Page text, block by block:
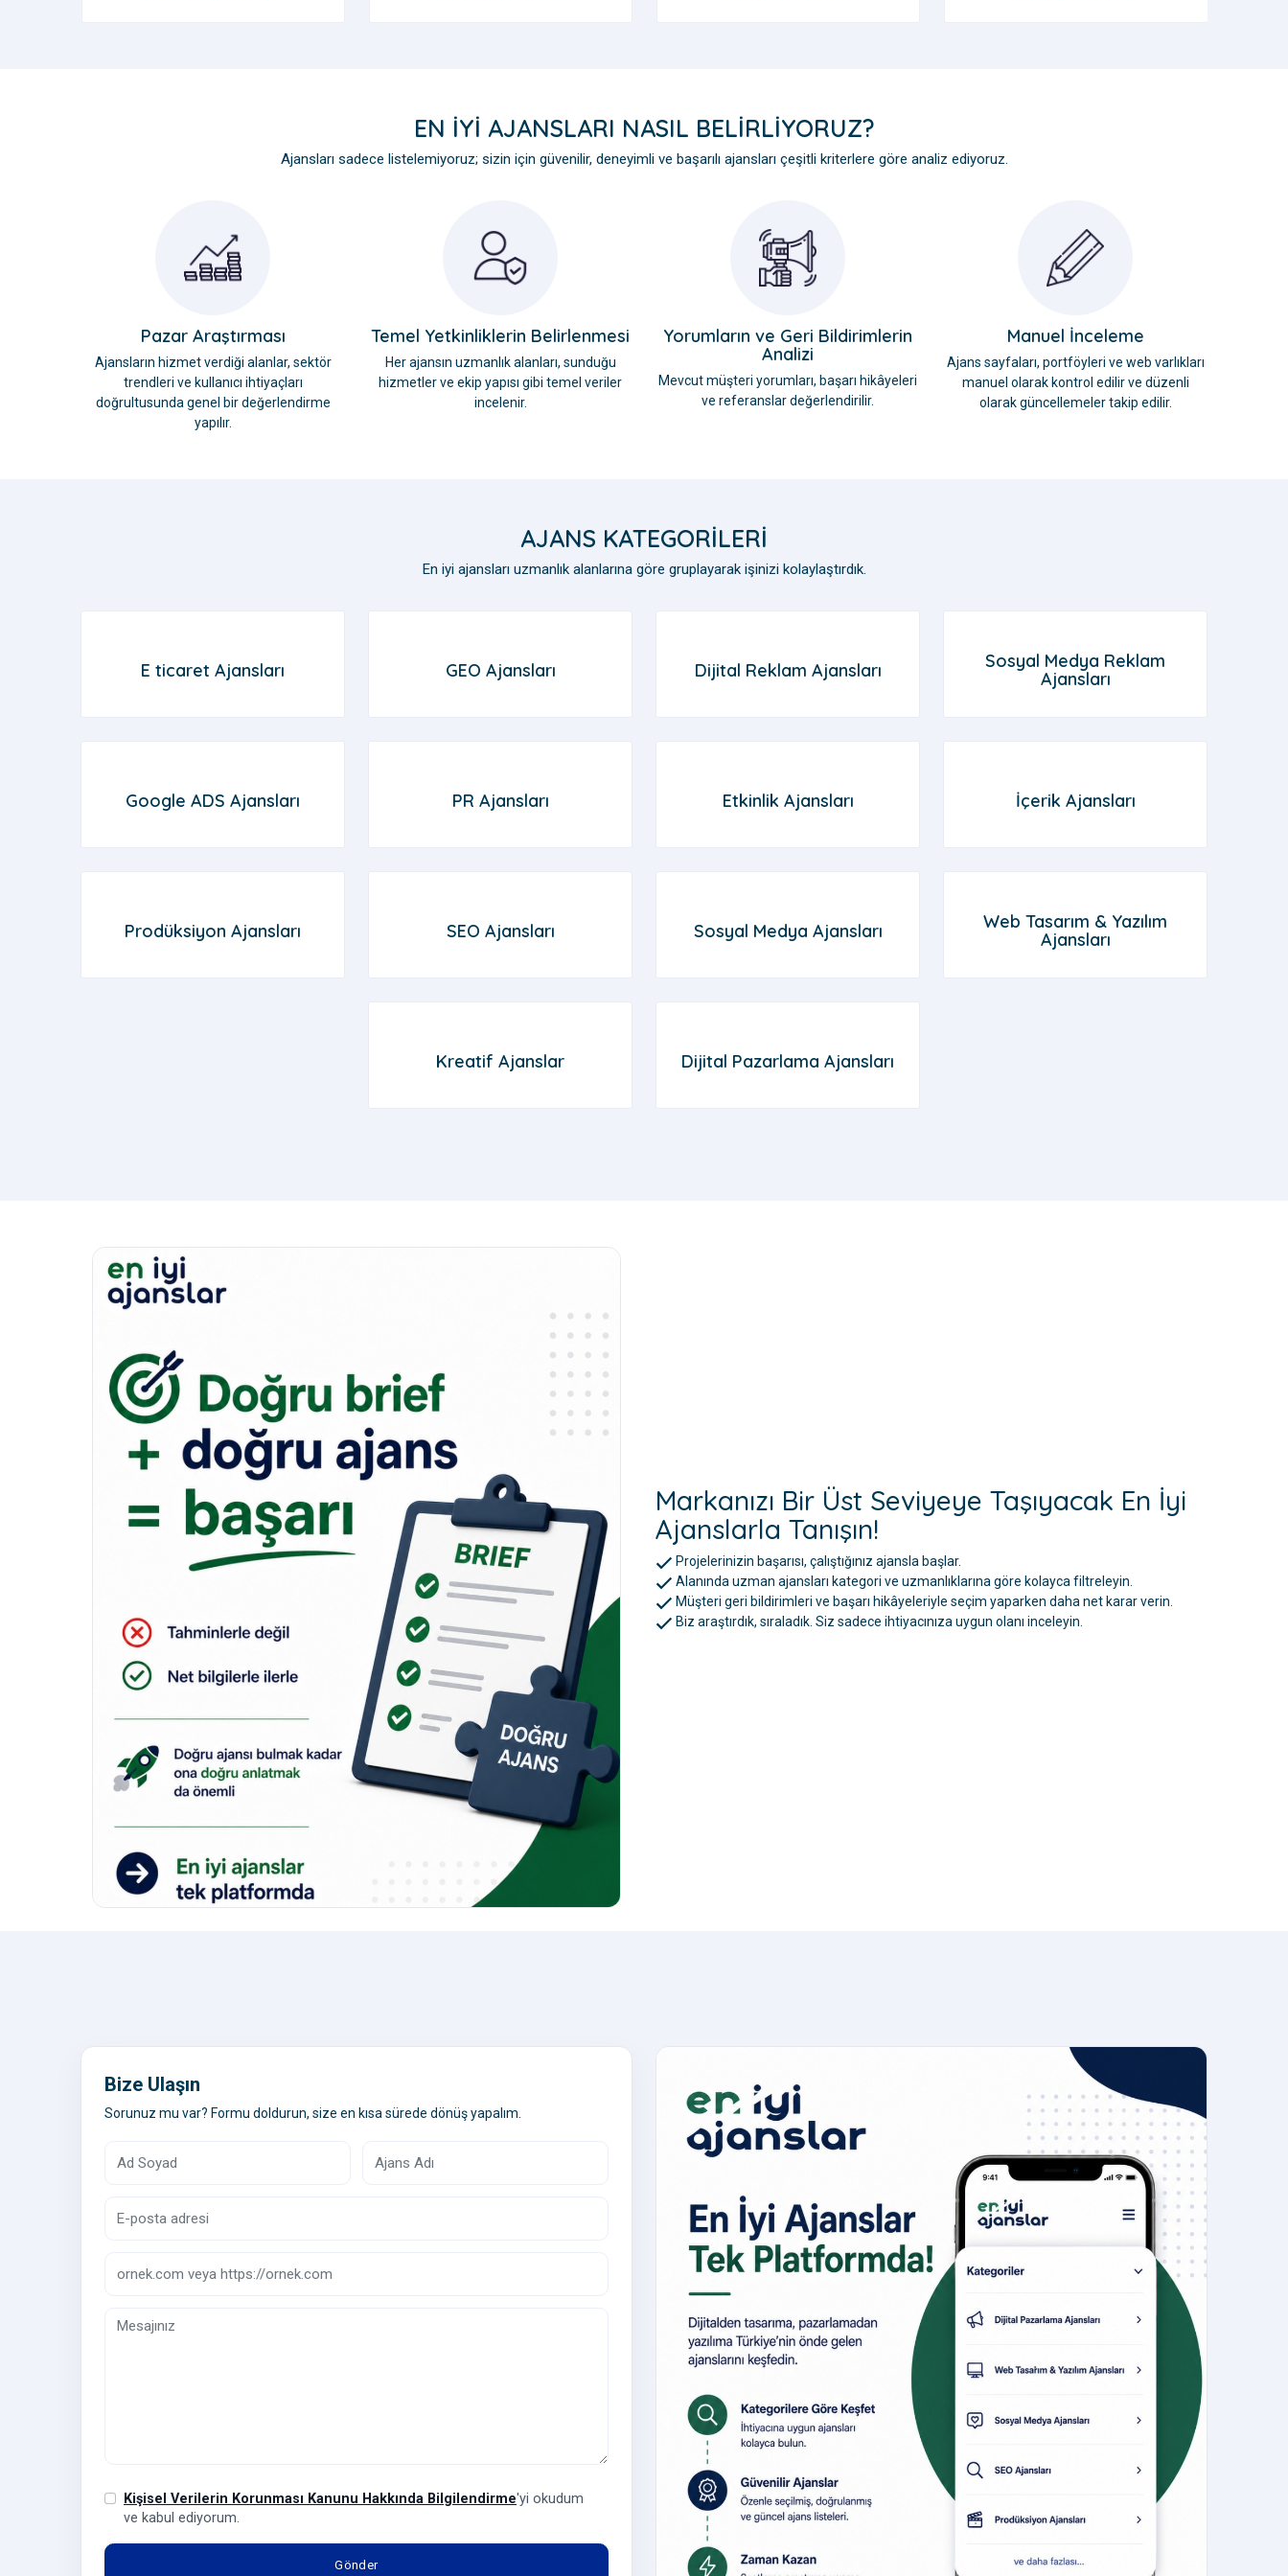
EN İYI AJANSLARI NASIL BELIRLIYORUZ?
Ajansları sadece listelemiyoruz; sizin için güvenilir, deneyimli ve başarılı ajansları çeşitli kriterlere göre analiz ediyoruz.
Pazar Araştırması
Ajansların hizmet verdiği alanlar, sektör
trendleri ve kullanıcı ihtiyaçları
doğrultusunda genel bir değerlendirme
yapılır.
Temel Yetkinliklerin Belirlenmesi
Her ajansın uzmanlık alanları, sunduğu
hizmetler ve ekip yapısı gibi temel veriler
incelenir.
Yorumların ve Geri Bildirimlerin
Analizi
Mevcut müşteri yorumları, başarı hikâyeleri
ve referanslar değerlendirilir.
Manuel İnceleme
Ajans sayfaları, portföyleri ve web varlıkları
manuel olarak kontrol edilir ve düzenli
olarak güncellemeler takip edilir.
AJANS KATEGORILERI
En iyi ajansları uzmanlık alanlarına göre gruplayarak işinizi kolaylaştırdık.
E ticaret Ajansları GEO Ajansları Dijital Reklam Ajansları
Sosyal Medya Reklam
Ajansları
Google ADS Ajansları PR Ajansları Etkinlik Ajansları İçerik Ajansları
Prodüksiyon Ajansları SEO Ajansları Sosyal Medya Ajansları
Web Tasarım & Yazılım
Ajansları
Kreatif Ajanslar Dijital Pazarlama Ajansları
Markanızı Bir Üst Seviyeye Taşıyacak En İyi
Ajanslarla Tanışın!
Projelerinizin başarısı, çalıştığınız ajansla başlar.
Alanında uzman ajansları kategori ve uzmanlıklarına göre kolayca filtreleyin.
Müşteri geri bildirimleri ve başarı hikâyeleriyle seçim yaparken daha net karar verin.
Biz araştırdık, sıraladık. Siz sadece ihtiyacınıza uygun olanı inceleyin.
Bize Ulaşın
Sorunuz mu var? Formu doldurun, size en kısa sürede dönüş yapalım.
Kişisel Verilerin Korunması Kanunu Hakkında Bilgilendirme'yi okudum
ve kabul ediyorum.